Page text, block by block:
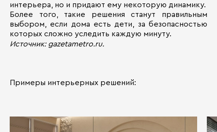
интерьера, но и придают ему некоторую динамику.
Более того, такие решения станут правильным
выбором, если дома есть дети, за безопасностью
которых сложно уследить каждую минуту.
Источник: gazetametro.ru.
Примеры интерьерных решений: